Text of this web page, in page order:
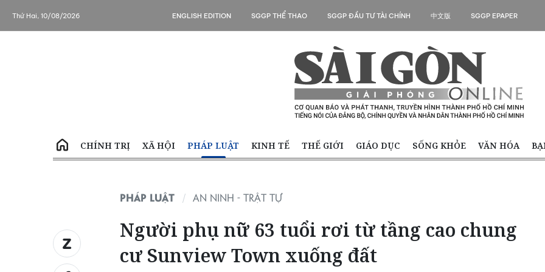
Thứ Hai, 10/08/2026 ENGLISH EDITION SGGP THỂ THAO SGGP ĐẦU TƯ TÀI CHÍNH 中文版 SGGP EPAPER
CHÍNH TRỊ XÃ HỘI PHÁP LUẬT KINH TẾ THẾ GIỚI GIÁO DỤC SỐNG KHỎE VĂN HÓA
PHÁP LUẬT AN NINH - TRẬT TỰ
Người phụ nữ 63 tuổi rơi từ tầng cao chung
cư Sunview Town xuống đất